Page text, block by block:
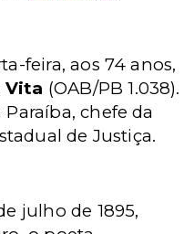
feira, aos 74 anos,
Vita (OAB/PB 1.038).
chefe da
de Justiça.
julho de 1895,